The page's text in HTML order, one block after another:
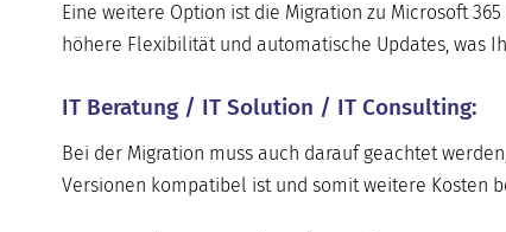
Eine weitere Option ist die Migration zu Microsoft
höhere Flexibilität und automatische Updates, was
IT Beratung / IT Solution / IT Consulting:
Bei der Migration muss auch darauf geachtet
Versionen kompatibel ist und somit weitere Kosten